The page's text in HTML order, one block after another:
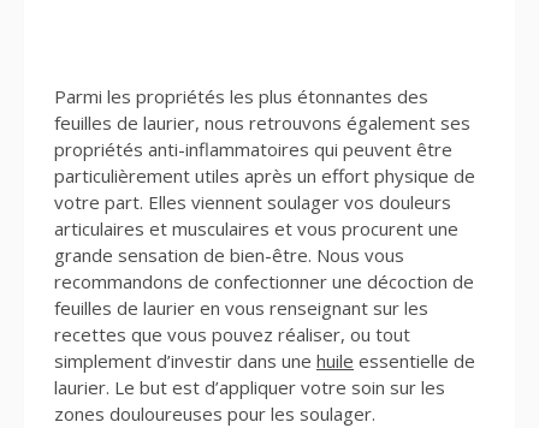
Parmi les propriétés les plus étonnantes des
feuilles de laurier, nous retrouvons également ses
propriétés anti-inflammatoires qui peuvent être
particulièrement utiles après un effort physique de
votre part. Elles viennent soulager vos douleurs
articulaires et musculaires et vous procurent une
grande sensation de bien-être. Nous vous
recommandons de confectionner une décoction de
feuilles de laurier en vous renseignant sur les
recettes que vous pouvez réaliser, ou tout
simplement d’investir dans une huile essentielle de
laurier. Le but est d’appliquer votre soin sur les
zones douloureuses pour les soulager.